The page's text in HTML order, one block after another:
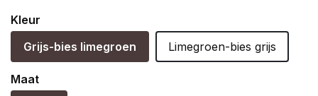
Kleur
Grijs-bies limegroen
Limegroen-bies grijs
Maat